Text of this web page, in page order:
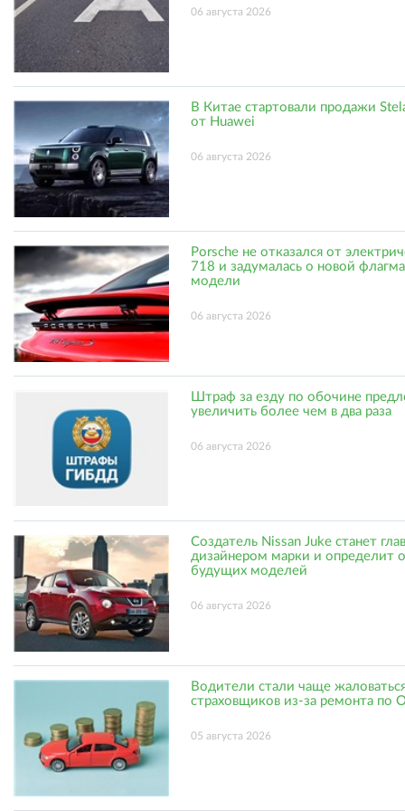
06 августа 2026
В Китае стартовали продажи
от Huawei
06 августа 2026
Porsche не отказался от
718 и задумалась о новой
модели
06 августа 2026
Штраф за езду по обочине
увеличить более чем в два раза
06 августа 2026
Создатель Nissan Juke станет
дизайнером марки и определит
будущих моделей
06 августа 2026
Водители стали чаще
страховщиков из-за ремонта по
05 августа 2026